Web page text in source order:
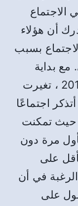
الاجتماع
أن هؤلاء
بسبب
بداية
الرصانة التي بدأت في عام 2013 ، تغيرت
اجتماعًا
باللغة الألمانية في عام 2015 حيث تمكنت
مرة دون
على
في أن
على